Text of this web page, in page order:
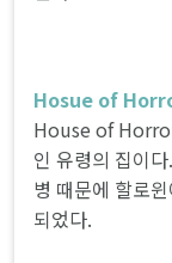
Hosue of
House of
인 유령의 집이
병 때문에 할로
되었다.